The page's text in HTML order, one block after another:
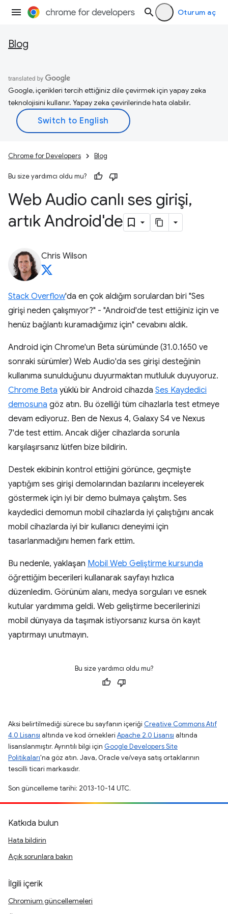
Oturum aç
Blog
Google, içerikleri tercih ettiğiniz dile çevirmek için yapay zeka
teknolojisini kullanır. Yapay zeka çevirilerinde hata olabilir.
Chrome for Developers Blog
Bu size yardımcı oldu mu?
Web Audio canlı ses girişi,
artık Android'de
Chris Wilson
Stack Overflow'da en çok aldığım sorulardan biri "Ses
girişi neden çalışmıyor?" - "Android'de test ettiğiniz için ve
henüz bağlantı kuramadığımız için" cevabını aldık.
Android için Chrome'un Beta sürümünde (31.0.1650 ve
sonraki sürümler) Web Audio'da ses girişi desteğinin
kullanıma sunulduğunu duyurmaktan mutluluk duyuyoruz.
Chrome Beta yüklü bir Android cihazda Ses Kaydedici
demosuna göz atın. Bu özelliği tüm cihazlarla test etmeye
devam ediyoruz. Ben de Nexus 4, Galaxy S4 ve Nexus
7'de test ettim. Ancak diğer cihazlarda sorunla
karşılaşırsanız lütfen bize bildirin.
Destek ekibinin kontrol ettiğini görünce, geçmişte
yaptığım ses girişi demolarından bazılarını inceleyerek
göstermek için iyi bir demo bulmaya çalıştım. Ses
kaydedici demomun mobil cihazlarda iyi çalıştığını ancak
mobil cihazlarda iyi bir kullanıcı deneyimi için
tasarlanmadığını hemen fark ettim.
Bu nedenle, yaklaşan Mobil Web Geliştirme kursunda
öğrettiğim becerileri kullanarak sayfayı hızlıca
düzenledim. Görünüm alanı, medya sorguları ve esnek
kutular yardımıma geldi. Web geliştirme becerilerinizi
mobil dünyaya da taşımak istiyorsanız kursa ön kayıt
yaptırmayı unutmayın.
Bu size yardımcı oldu mu?
Aksi belirtilmediği sürece bu sayfanın içeriği Creative Commons Atıf
4.0 Lisansı altında ve kod örnekleri Apache 2.0 Lisansı altında
lisanslanmıştır. Ayrıntılı bilgi için Google Developers Site
Politikaları'na göz atın. Java, Oracle ve/veya satış ortaklarının
tescilli ticari markasıdır.
Son güncelleme tarihi: 2013-10-14 UTC.
Katkıda bulun
Hata bildirin
Açık sorunlara bakın
İlgili içerik
Chromium güncellemeleri